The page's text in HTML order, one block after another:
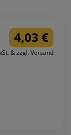
4,03 €
& zzgl. Versand